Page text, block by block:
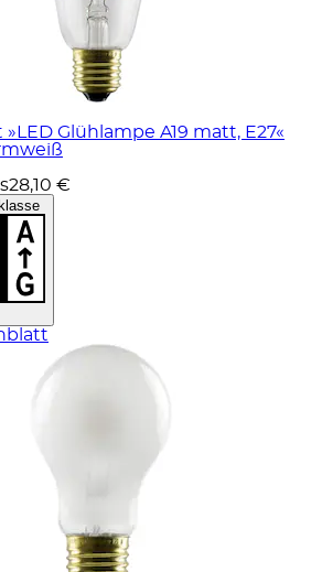
Glühlampe A19 matt, E27«
28,10 €